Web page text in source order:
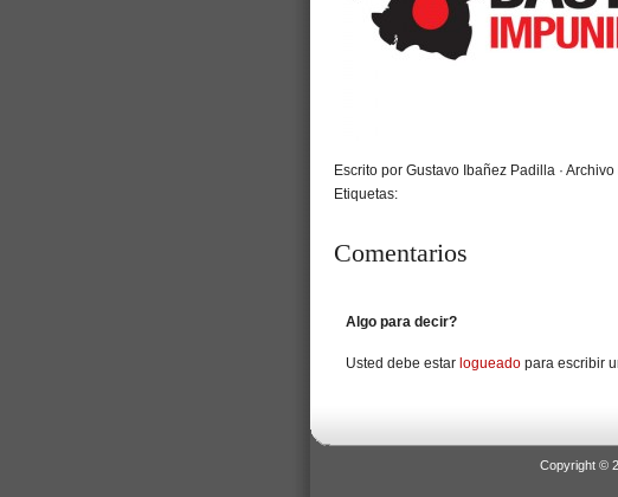
Escrito por Gustavo Ibañez Padilla ·
Etiquetas:
Comentarios
Algo para decir?
Usted debe estar logueado para escribir
Copyright ©